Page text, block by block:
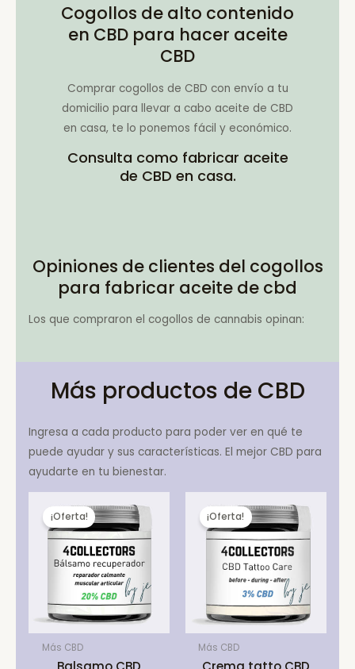
Cogollos de alto contenido
en CBD para hacer aceite
CBD
Comprar cogollos de CBD con envío a tu
domicilio para llevar a cabo aceite de CBD
en casa, te lo ponemos fácil y económico.
Consulta como fabricar aceite
de CBD en casa.
Opiniones de clientes del cogollos
para fabricar aceite de cbd
Los que compraron el cogollos de cannabis opinan:
Más productos de CBD
Ingresa a cada producto para poder ver en qué te
puede ayudar y sus características. El mejor CBD para
ayudarte en tu bienestar.
¡Oferta!
Más CBD
¡Oferta!
Más CBD